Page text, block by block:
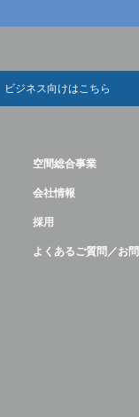
ビジネス向けはこちら
空間総合事業
会社情報
採用
よくあるご質問／お